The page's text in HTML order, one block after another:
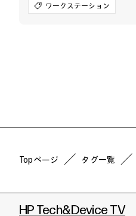
ワークステーション
Topページ タグ一覧
HP Tech&Device TV